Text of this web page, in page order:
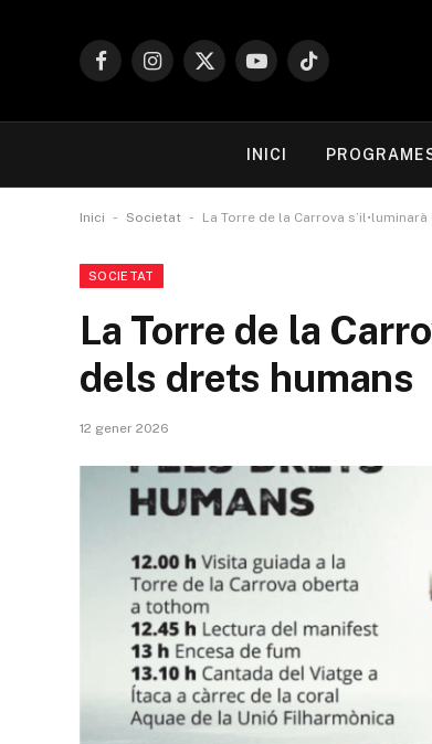
FacebookInstagram
X
YouTubeTikTok
INICI
Inici - Societat - La Torre de la Carrova
SOCIETAT
La Torre de la
dels drets humans
12 gener 2026